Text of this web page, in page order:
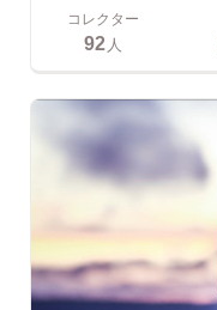
コレクター
92 人